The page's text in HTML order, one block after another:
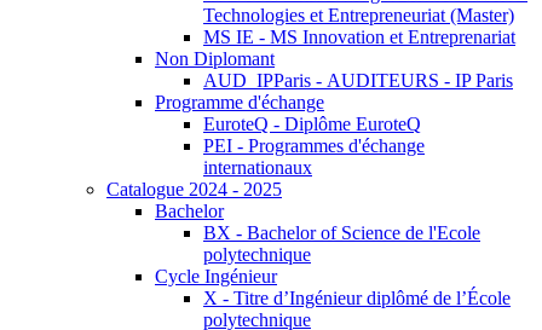
Technologies et Entrepreneuriat (Master)
MS IE - MS Innovation et Entreprenariat
Non Diplomant
AUD_IPParis - AUDITEURS - IP Paris
Programme d'échange
EuroteQ - Diplôme EuroteQ
PEI - Programmes d'échange
internationaux
Catalogue 2024 - 2025
Bachelor
BX - Bachelor of Science de l'Ecole
polytechnique
Cycle Ingénieur
X - Titre d’Ingénieur diplômé de l’École
polytechnique